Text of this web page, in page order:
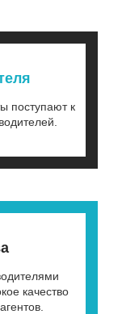
поступают к
качество